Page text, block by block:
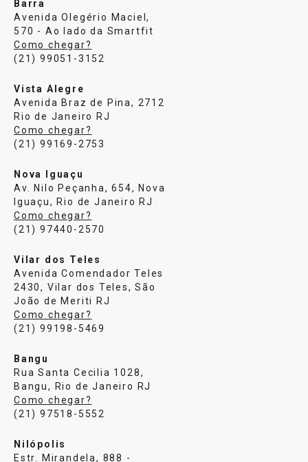
Barra
Avenida Olegério Maciel,
570 - Ao lado da Smartfit
Como chegar?
(21) 99051-3152
Vista Alegre
Avenida Braz de Pina, 2712
Rio de Janeiro RJ
Como chegar?
(21) 99169-2753
Nova Iguaçu
Av. Nilo Peçanha, 654, Nova
Iguaçu, Rio de Janeiro RJ
Como chegar?
(21) 97440-2570
Vilar dos Teles
Avenida Comendador Teles
2430, Vilar dos Teles, São
João de Meriti RJ
Como chegar?
(21) 99198-5469
Bangu
Rua Santa Cecilia 1028,
Bangu, Rio de Janeiro RJ
Como chegar?
(21) 97518-5552
Nilópolis
Estr. Mirandela, 888 -